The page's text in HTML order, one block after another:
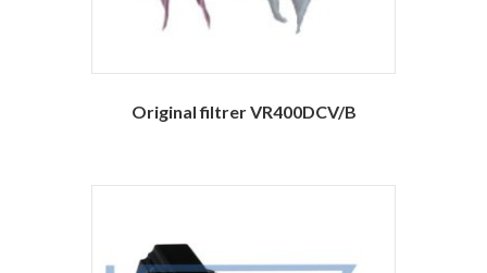
Original filtrer VR400DCV/B